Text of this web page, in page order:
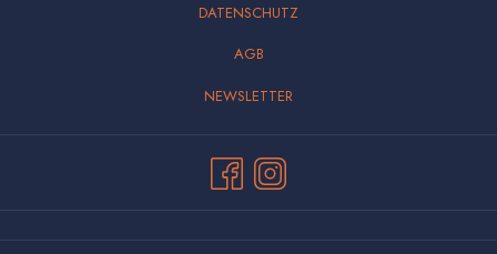
DATENSCHUTZ
AGB
NEWSLETTER